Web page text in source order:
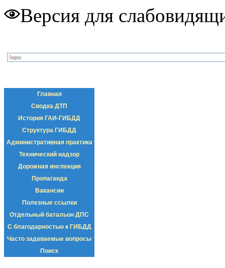
Версия для
Главная
Сводка ДТП
История ГАИ-ГИБДД
Структура ГИБДД
Административная практика
Технический надзор
Дорожная инспекция
Пропаганда
Вакансии
Полезные ссылки
Отдельный батальон ДПС
С благодарностью к ГИБДД
Часто задаваемые вопросы
Поиск